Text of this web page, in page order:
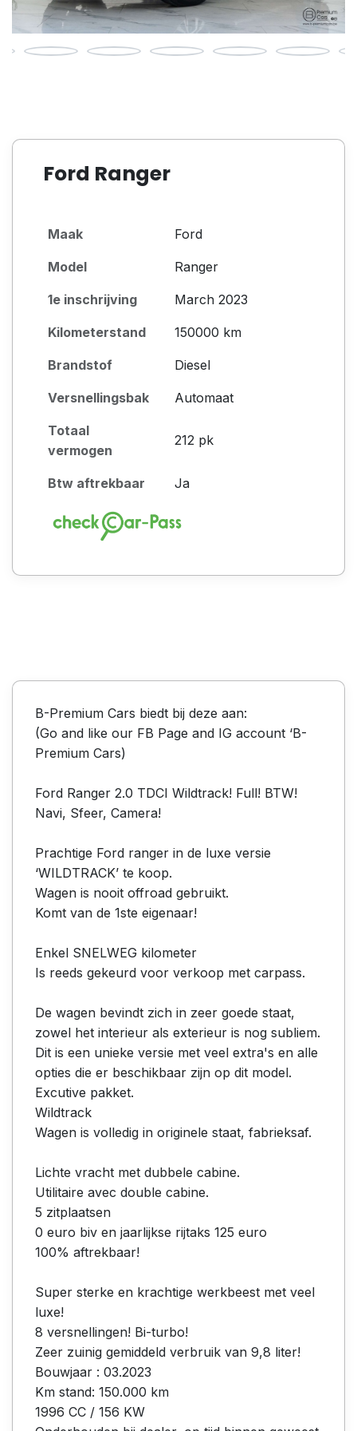
Ford Ranger
Maak Ford
Model Ranger
1e inschrijving March 2023
Kilometerstand 150000 km
Brandstof Diesel
Versnellingsbak Automaat
Totaal
vermogen
212 pk
Btw aftrekbaar Ja
B-Premium Cars biedt bij deze aan:
(Go and like our FB Page and IG account ‘B-
Premium Cars)
Ford Ranger 2.0 TDCI Wildtrack! Full! BTW!
Navi, Sfeer, Camera!
Prachtige Ford ranger in de luxe versie
‘WILDTRACK’ te koop.
Wagen is nooit offroad gebruikt.
Komt van de 1ste eigenaar!
Enkel SNELWEG kilometer
Is reeds gekeurd voor verkoop met carpass.
De wagen bevindt zich in zeer goede staat,
zowel het interieur als exterieur is nog subliem.
Dit is een unieke versie met veel extra's en alle
opties die er beschikbaar zijn op dit model.
Excutive pakket.
Wildtrack
Wagen is volledig in originele staat, fabrieksaf.
Lichte vracht met dubbele cabine.
Utilitaire avec double cabine.
5 zitplaatsen
0 euro biv en jaarlijkse rijtaks 125 euro
100% aftrekbaar!
Super sterke en krachtige werkbeest met veel
luxe!
8 versnellingen! Bi-turbo!
Zeer zuinig gemiddeld verbruik van 9,8 liter!
Bouwjaar : 03.2023
Km stand: 150.000 km
1996 CC / 156 KW